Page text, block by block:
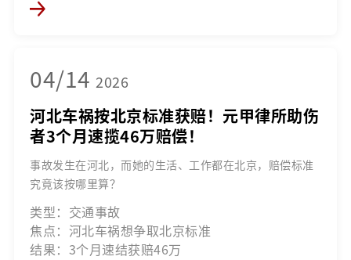
04/14 2026
河北车祸按北京标准获赔！元甲律所助伤
者3个月速揽46万赔偿！
事故发生在河北，而她的生活、工作都在北京，赔偿标准
究竟该按哪里算？
类型：交通事故
焦点：河北车祸想争取北京标准
结果：3个月速结获赔46万